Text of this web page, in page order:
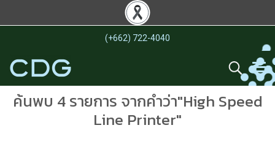
(+662) 722-4040
ค้นพบ 4 รายการ จากคำว่า"High Speed
Line Printer"